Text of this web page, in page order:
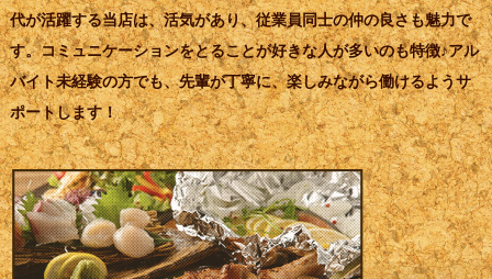
代が活躍する当店は、活気があり、従業員同士の仲の良さも魅力で
す。コミュニケーションをとることが好きな人が多いのも特徴♪アル
バイト未経験の方でも、先輩が丁寧に、楽しみながら働けるようサ
ポートします！